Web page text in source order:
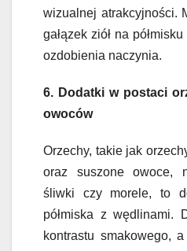
wizualnej atrakcyjności.
gałązek ziół na
ozdobienia naczynia.
6. Dodatki w postaci
owoców
Orzechy, takie jak
oraz suszone owoce,
śliwki czy morele, to
półmiska z wędlinami.
kontrastu smakowego,